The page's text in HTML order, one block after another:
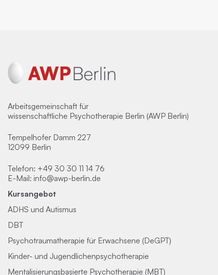
Arbeitsgemeinschaft für
wissenschaftliche Psychotherapie Berlin (AWP Berlin)
Tempelhofer Damm 227
12099 Berlin
Telefon: +49 30 30 11 14 76
E-Mail: info@awp-berlin.de
Kursangebot
ADHS und Autismus
DBT
Psychotraumatherapie für Erwachsene (DeGPT)
Kinder- und Jugendlichenpsychotherapie
Mentalisierungsbasierte Psychotherapie (MBT)